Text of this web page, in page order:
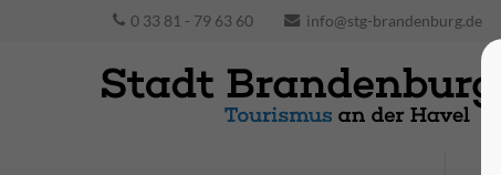
0 33 81 - 79 63 60 info@stg-brandenburg.de